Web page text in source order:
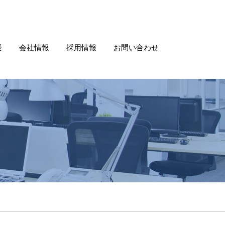
会社情報 採用情報 お問い合わせ